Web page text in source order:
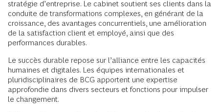
stratégie d’entreprise. Le cabinet soutient ses clients dans la
conduite de transformations complexes, en générant de la
croissance, des avantages concurrentiels, une amélioration
de la satisfaction client et employé, ainsi que des
performances durables.
Le succès durable repose sur l’alliance entre les capacités
humaines et digitales. Les équipes internationales et
pluridisciplinaires de BCG apportent une expertise
approfondie dans divers secteurs et fonctions pour impulser
le changement.